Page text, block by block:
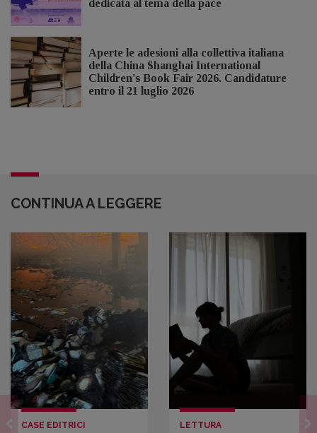
dedicata al tema della pace
Aperte le adesioni alla collettiva italiana
della China Shanghai International
Children's Book Fair 2026. Candidature
entro il 21 luglio 2026
CONTINUA A LEGGERE
CASE EDITRICI LETTURA